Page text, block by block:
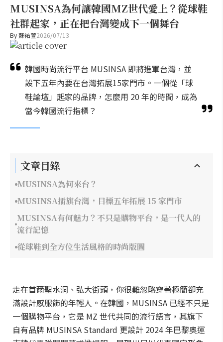
MUSINSA為何讓韓國MZ世代愛上？從球鞋
社群起家，正在把台灣變成下一個舞台
By蘇祐萱2026/07/13
韓國時尚流行平台 MUSINSA 即將進軍台灣，並
設下五年內要在台灣拓展15家門市。一個從「球
鞋論壇」起家的品牌，怎麼用 20 年的時間，成為
當今韓國流行指標？
文章目錄
MUSINSA為何來台？
MUSINSA插旗台灣，目標五年拓展 15 家門市
MUSINSA有何魅力？不只是購物平台，是一代人的
流行記憶
從球鞋到全方位生活風格的時尚版圖
走在首爾聖水洞、弘大街頭，你很難忽略穿著極簡卻充
滿設計感服飾的年輕人。在韓國，MUSINSA 已經不只是
一個購物平台，它是 MZ 世代共同的流行語言，其旗下
自有品牌 MUSINSA Standard 更設計 2024 年巴黎奧運